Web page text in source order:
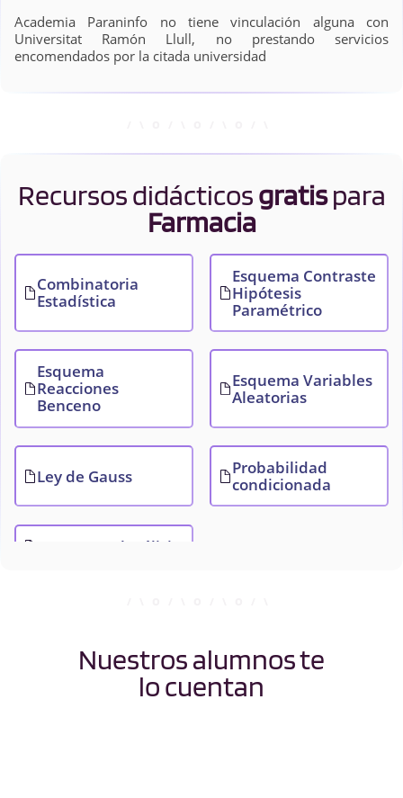
Academia Paraninfo no tiene vinculación alguna con
Universitat Ramón Llull, no prestando servicios
encomendados por la citada universidad
Recursos didácticosgratispara
Farmacia
Combinatoria
Estadística
Esquema Contraste
Hipótesis
Paramétrico
Esquema
Reacciones
Benceno
Esquema Variables
Aleatorias
Ley de Gauss
Probabilidad
condicionada
Resumen Glucólisis
Nuestros alumnos te
lo cuentan